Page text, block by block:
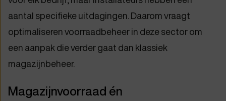
aantal specifieke uitdagingen. Daarom vraagt
optimaliseren voorraadbeheer in deze sector om
een aanpak die verder gaat dan klassiek
magazijnbeheer.
Magazijnvoorraad én